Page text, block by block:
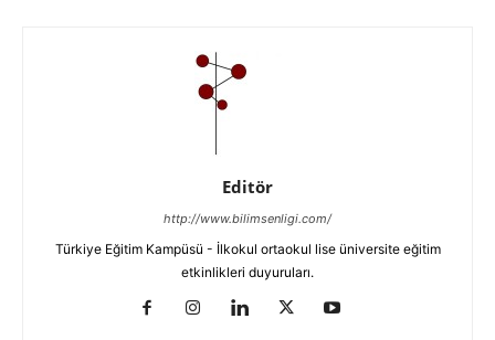
Editör
http://www.bilimsenligi.com/
Türkiye Eğitim Kampüsü - İlkokul ortaokul lise üniversite eğitim
etkinlikleri duyuruları.